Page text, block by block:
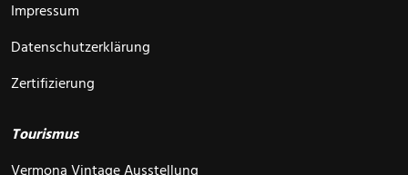
Impressum
Datenschutzerklärung
Zertifizierung
Tourismus
Vermona Vintage Ausstellung